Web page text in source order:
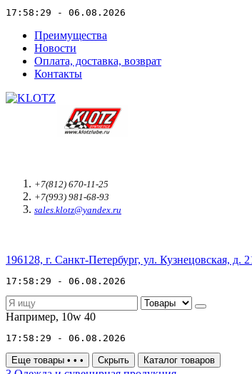
17:58:29 - 06.08.2026
Преимущества
Новости
Оплата, доставка, возврат
Контакты
+7(812) 670-11-25
+7(993) 981-68-93
sales.klotz@yandex.ru
196128, г. Санкт-Петербург, ул. Кузнецовская, д.
17:58:29 - 06.08.2026
Например, 10w 40
17:58:29 - 06.08.2026
Еще товары • • • Скрыть Каталог товаров